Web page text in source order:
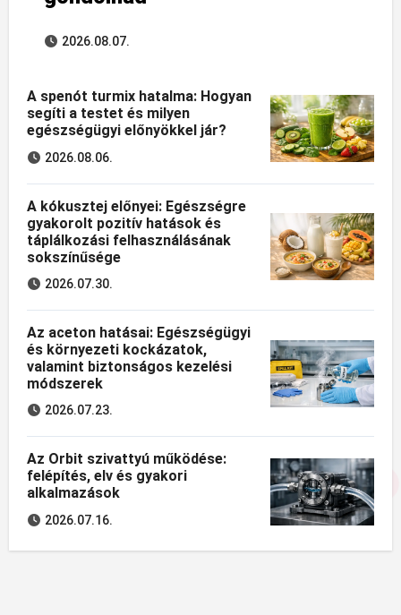
2026.08.07.
A spenót turmix hatalma: Hogyan
segíti a testet és milyen
egészségügyi előnyökkel jár?
2026.08.06.
A kókusztej előnyei: Egészségre
gyakorolt pozitív hatások és
táplálkozási felhasználásának
sokszínűsége
2026.07.30.
Az aceton hatásai: Egészségügyi
és környezeti kockázatok,
valamint biztonságos kezelési
módszerek
2026.07.23.
Az Orbit szivattyú működése:
felépítés, elv és gyakori
alkalmazások
2026.07.16.